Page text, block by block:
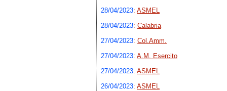
28/04/2023: ASMEL
28/04/2023: Calabria
27/04/2023: Col.Amm.
27/04/2023: A.M. Esercito
27/04/2023: ASMEL
26/04/2023: ASMEL